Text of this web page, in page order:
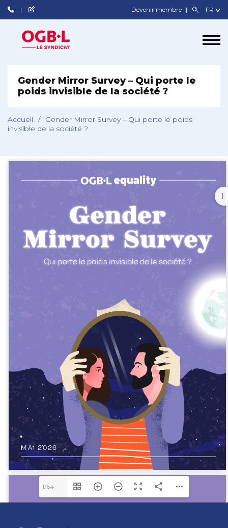
Devenir membre
Gender Mirror Survey – Qui porte le
poids invisible de la société ?
Accueil /
Gender Mirror Survey – Qui porte le poids
invisible de la société ?
1
1/64